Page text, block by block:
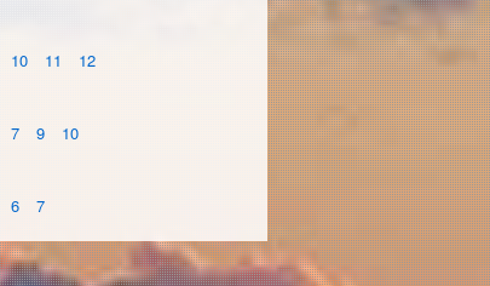
10 11 12
7 9 10
6 7